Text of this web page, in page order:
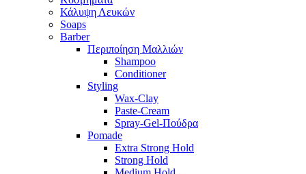
Κάλυψη Λευκών
Soaps
Barber
Περιποίηση Μαλλιών
Shampoo
Conditioner
Styling
Wax-Clay
Paste-Cream
Spray-Gel-Πούδρα
Pomade
Extra Strong Hold
Strong Hold